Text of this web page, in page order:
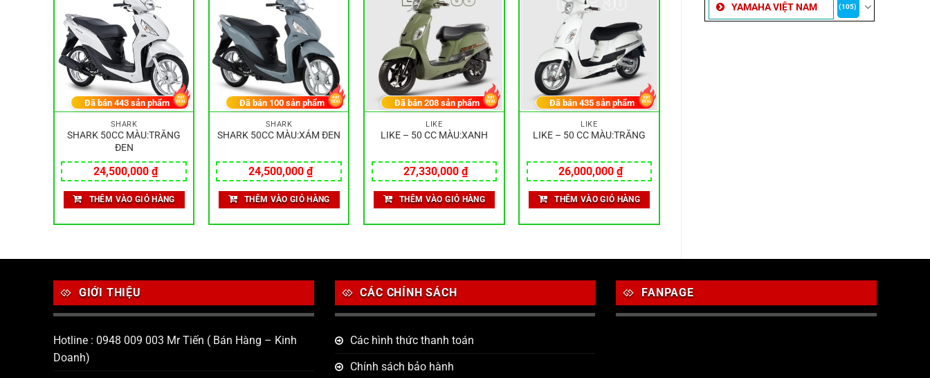
YAMAHA VIỆT NAM (105)
SHARK
SHARK 50CC MÀU:TRẮNG
ĐEN
24,500,000₫
Đã bán 443sản phẩm
THÊM VÀO GIỎ HÀNG
SHARK
SHARK 50CC MÀU:XÁM ĐEN
24,500,000₫
Đã bán 100sản phẩm
THÊM VÀO GIỎ HÀNG
LIKE
LIKE – 50 CC MÀU:XANH
27,330,000₫
Đã bán 208sản phẩm
THÊM VÀO GIỎ HÀNG
LIKE
LIKE – 50 CC MÀU:TRẮNG
26,000,000₫
Đã bán435 sản phẩm
THÊM VÀO GIỎ HÀNG
GIỚI THIỆU
Hotline : 0948 009 003 Mr Tiến ( Bán Hàng – Kinh
Doanh)
CÁC CHÍNH SÁCH
Các hình thức thanh toán
Chính sách bảo hành
FANPAGE